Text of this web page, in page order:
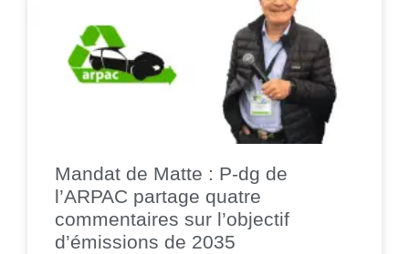
Mandat de Matte : P-dg de
l’ARPAC partage quatre
commentaires sur l’objectif
d’émissions de 2035